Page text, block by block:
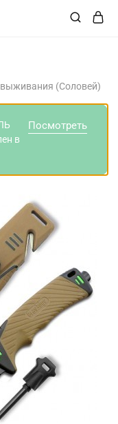
(Соловей)
Посмотреть
в